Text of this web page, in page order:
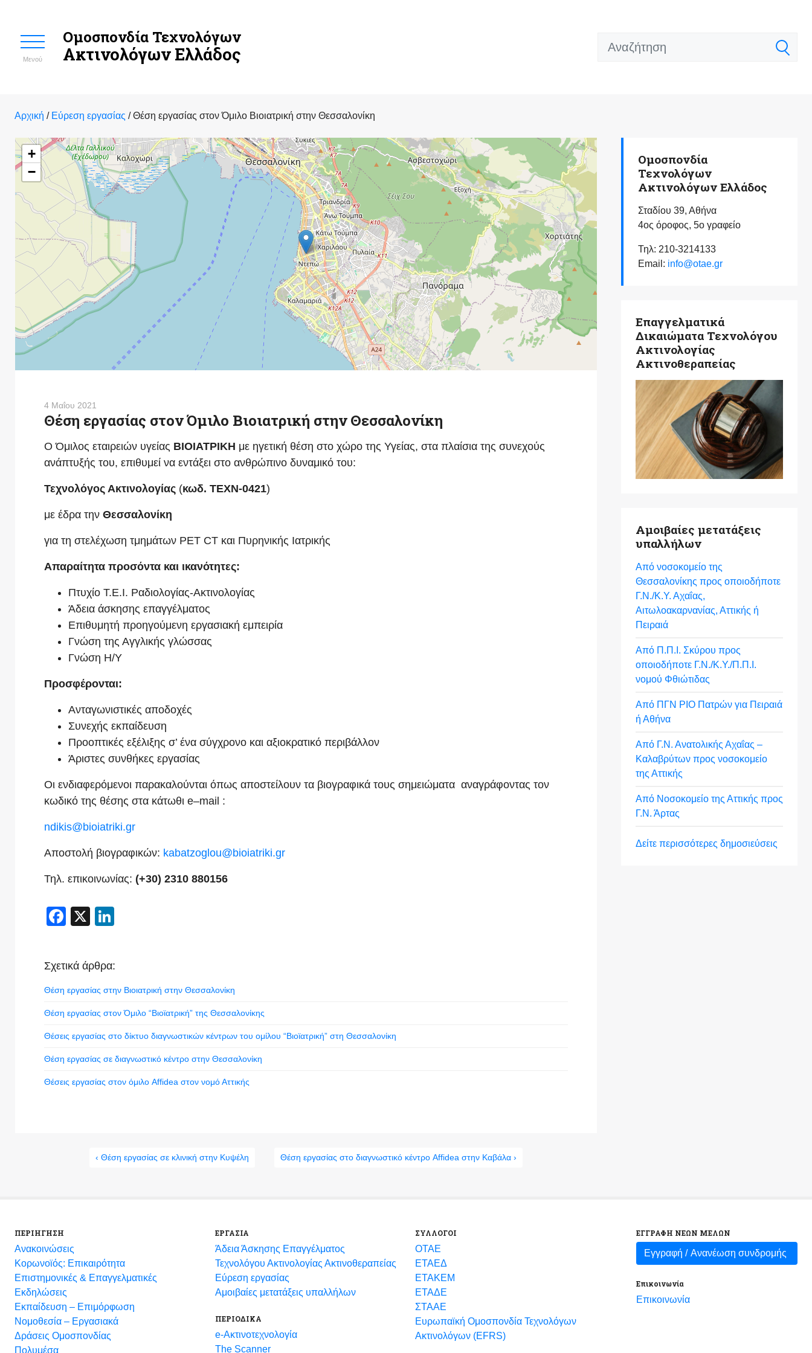
Μενού
Ομοσπονδία Τεχνολόγων
Ακτινολόγων Ελλάδος
Αρχική / Εύρεση εργασίας /Θέση εργασίας στον Όμιλο Βιοιατρική στην Θεσσαλονίκη
+
−
4 Μαΐου 2021
Θέση εργασίας στον Όμιλο Βιοιατρική στην Θεσσαλονίκη
O Όμιλος εταιρειών υγείας ΒΙΟΙΑΤΡΙΚΗ με ηγετική θέση στο χώρο της Υγείας, στα πλαίσια της συνεχούς
ανάπτυξής του, επιθυμεί να εντάξει στο ανθρώπινο δυναμικό του:
Τεχνολόγος Ακτινολογίας (κωδ. ΤΕΧΝ-0421)
με έδρα την Θεσσαλονίκη
για τη στελέχωση τμημάτων PET CT και Πυρηνικής Ιατρικής
Απαραίτητα προσόντα και ικανότητες:
Πτυχίο Τ.Ε.Ι. Ραδιολογίας-Ακτινολογίας
Άδεια άσκησης επαγγέλματος
Επιθυμητή προηγούμενη εργασιακή εμπειρία
Γνώση της Αγγλικής γλώσσας
Γνώση Η/Υ
Προσφέρονται:
Ανταγωνιστικές αποδοχές
Συνεχής εκπαίδευση
Προοπτικές εξέλιξης σ’ ένα σύγχρονο και αξιοκρατικό περιβάλλον
Άριστες συνθήκες εργασίας
Οι ενδιαφερόμενοι παρακαλούνται όπως αποστείλουν τα βιογραφικά τους σημειώματα αναγράφοντας τον
κωδικό της θέσης στα κάτωθι e–mail :
ndikis@bioiatriki.gr
Αποστολή βιογραφικών: kabatzoglou@bioiatriki.gr
Τηλ. επικοινωνίας: (+30) 2310 880156
Facebook
X
Σχετικά άρθρα:
Θέση εργασίας στην Βιοιατρική στην Θεσσαλονίκη
Θέση εργασίας στον Όμιλο “Βιοϊατρική” της Θεσσαλονίκης
Θέσεις εργασίας στο δίκτυο διαγνωστικών κέντρων του ομίλου “Βιοϊατρική” στη Θεσσαλονίκη
Θέση εργασίας σε διαγνωστικό κέντρο στην Θεσσαλονίκη
Θέσεις εργασίας στον όμιλο Affidea στον νομό Αττικής
‹ Θέση εργασίας σε κλινική στην Κυψέλη Θέση εργασίας στο διαγνωστικό κέντρο Affidea στην Καβάλα ›
Ομοσπονδία
Τεχνολόγων
Ακτινολόγων Ελλάδος
Σταδίου 39, Αθήνα
4ος όροφος, 5ο γραφείο
Τηλ: 210-3214133
Email: info@otae.gr
Επαγγελματικά
Δικαιώματα Τεχνολόγου
Ακτινολογίας
Ακτινοθεραπείας
Αμοιβαίες μετατάξεις
υπαλλήλων
Από νοσοκομείο της
Θεσσαλονίκης προς οποιοδήποτε
Γ.Ν./Κ.Υ. Αχαΐας,
Αιτωλοακαρνανίας, Αττικής ή
Πειραιά
Από Π.Π.Ι. Σκύρου προς
οποιοδήποτε Γ.Ν./Κ.Υ./Π.Π.Ι.
νομού Φθιώτιδας
Από ΠΓΝ ΡΙΟ Πατρών για Πειραιά
ή Αθήνα
Από Γ.Ν. Ανατολικής Αχαΐας –
Καλαβρύτων προς νοσοκομείο
της Αττικής
Από Νοσοκομείο της Αττικής προς
Γ.Ν. Άρτας
Δείτε περισσότερες δημοσιεύσεις
ΠΕΡΙΗΓΗΣΗ
Ανακοινώσεις
Κορωνοϊός: Επικαιρότητα
Eπιστημονικές & Επαγγελματικές
Eκδηλώσεις
Εκπαίδευση – Επιμόρφωση
Νομοθεσία – Εργασιακά
Δράσεις Ομοσπονδίας
Πολυμέσα
ΕΡΓΑΣΙΑ
Άδεια Άσκησης Επαγγέλματος
Τεχνολόγου Ακτινολογίας Ακτινοθεραπείας
Εύρεση εργασίας
Αμοιβαίες μετατάξεις υπαλλήλων
ΠΕΡΙΟΔΙΚΑ
e-Ακτινοτεχνολογία
The Scanner
ΣΥΛΛΟΓΟΙ
ΟΤΑΕ
ΕΤΑΕΔ
ΕΤΑΚΕΜ
ΕΤΑΔΕ
ΣΤΑΑΕ
Ευρωπαϊκή Ομοσπονδία Τεχνολόγων
Ακτινολόγων (EFRS)
ΕΓΓΡΑΦΗ ΝΕΩΝ ΜΕΛΩΝ
Εγγραφή / Ανανέωση συνδρομής
Επικοινωνία
Επικοινωνία